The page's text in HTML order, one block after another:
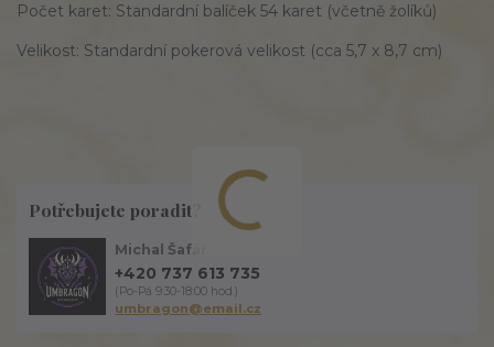
Počet karet: Standardní balíček 54 karet (včetně žolíků)
Velikost: Standardní pokerová velikost (cca 5,7 x 8,7 cm)
Potřebujete poradit?
Michal Šafář
+420 737 613 735
(Po-Pá 9:30-18:00 hod.)
umbragon@email.cz